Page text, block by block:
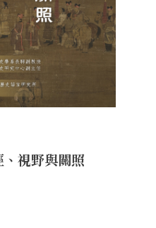
視野與關照